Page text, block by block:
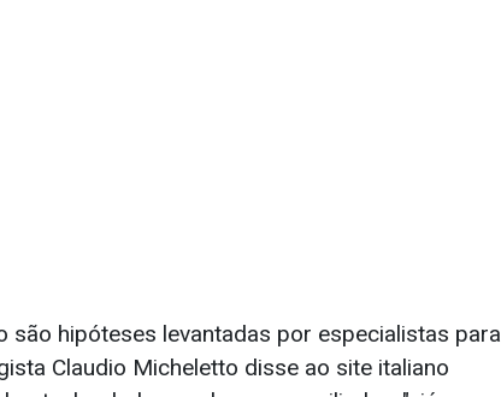
são hipóteses levantadas por especialistas para
Claudio Micheletto disse ao site italiano